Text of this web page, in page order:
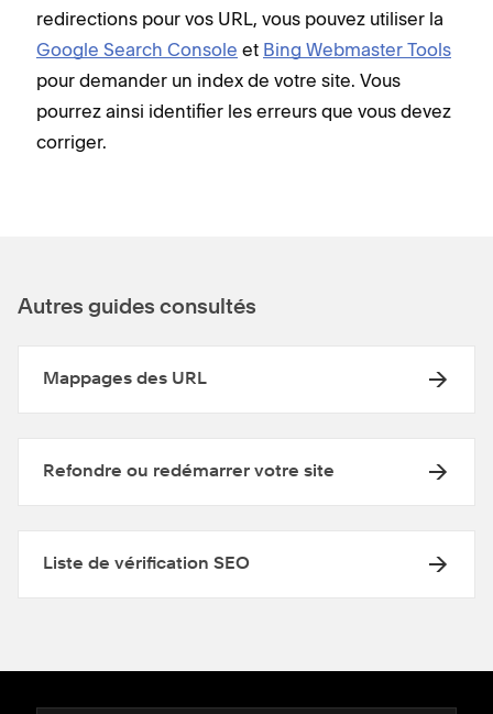
redirections pour vos URL, vous pouvez utiliser la
Google Search Console et Bing Webmaster Tools
pour demander un index de votre site. Vous
pourrez ainsi identifier les erreurs que vous devez
corriger.
Autres guides consultés
Mappages des URL
Refondre ou redémarrer votre site
Liste de vérification SEO